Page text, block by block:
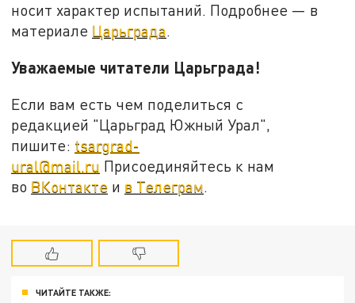
носит характер испытаний. Подробнее — в
материале Царьграда.
Уважаемые читатели Царьграда!
Если вам есть чем поделиться с
редакцией "Царьград Южный Урал",
пишите: tsargrad-
ural@mail.ru Присоединяйтесь к нам
во ВКонтакте и в Телеграм.
ЧИТАЙТЕ ТАКЖЕ: